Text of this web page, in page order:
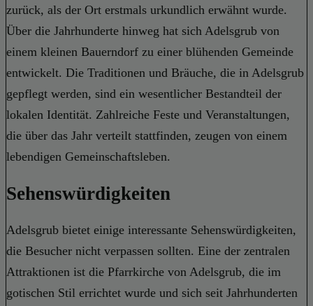
zurück, als der Ort erstmals urkundlich erwähnt wurde.
Über die Jahrhunderte hinweg hat sich Adelsgrub von
einem kleinen Bauerndorf zu einer blühenden Gemeinde
entwickelt. Die Traditionen und Bräuche, die in Adelsgrub
gepflegt werden, sind ein wesentlicher Bestandteil der
lokalen Identität. Zahlreiche Feste und Veranstaltungen,
die über das Jahr verteilt stattfinden, zeugen von einem
lebendigen Gemeinschaftsleben.
Sehenswürdigkeiten
Adelsgrub bietet einige interessante Sehenswürdigkeiten,
die Besucher nicht verpassen sollten. Eine der zentralen
Attraktionen ist die Pfarrkirche von Adelsgrub, die im
gotischen Stil errichtet wurde und sich seit Jahrhunderten